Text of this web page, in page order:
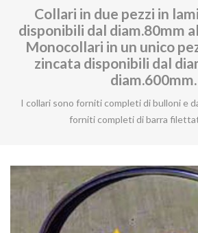
REGISTRATI
ACCESSO
LISTA DEI DESIDERI
Collari in due pezzi in
disponibili dal diam.80mm
Monocollari in un unico
zincata disponibili dal
diam.600mm.
I collari sono forniti completi di bulloni e
forniti completi di barra